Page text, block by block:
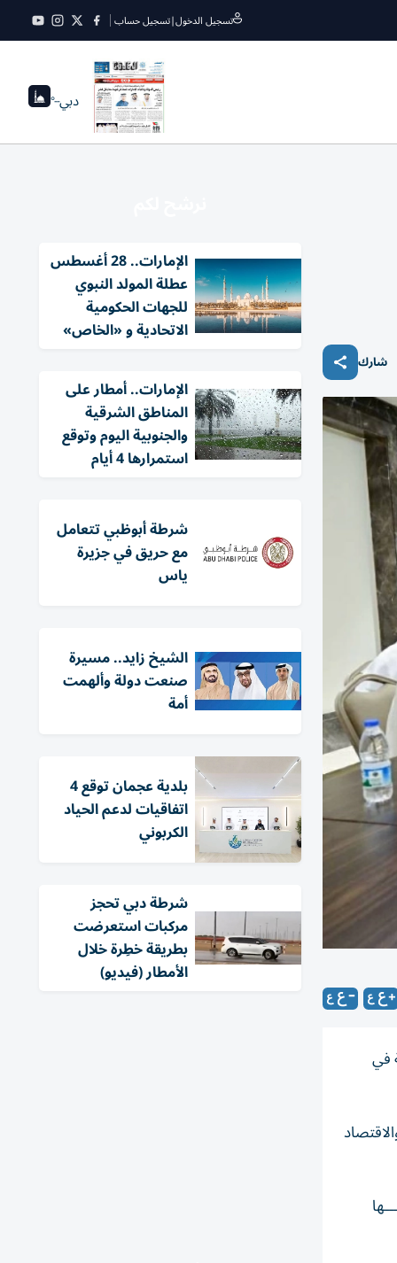
تسجيل الدخول|تسجيل حساب
دبي--°
شارك
في
الإمارات.. 28 أغسطس
عطلة المولد النبوي
للجهات الحكومية
الاتحادية و «الخاص»
الإمارات.. أمطار على
المناطق الشرقية
والجنوبية اليوم وتوقع
استمرارها 4 أيام
شرطة أبوظبي تتعامل
مع حريق في جزيرة
ياس
الشيخ زايد.. مسيرة
صنعت دولة وألهمت
أمة
بلدية عجمان توقع 4
اتفاقيات لدعم الحياد
الكربوني
شرطة دبي تحجز
مركبات استعرضت
بطريقة خطِرة خلال
الأمطار (فيديو)